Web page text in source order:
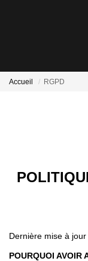
Accueil RGPD
Dernière mise à
POURQUOI AVOIR